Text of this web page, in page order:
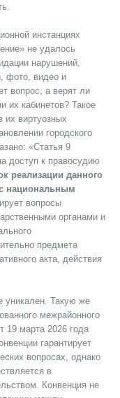
инстанциях
не удалось
нарушений,
фото, видео и
вопрос, а верят ли
их кабинетов? Такое
их виртуозных
городского
«Статья 9
доступ к правосудию
реализации данного
национальным
вопросы
органами и
предмета
акта, действия
уникален. Такую же
межрайонного
19 марта 2026 года
гарантирует
вопросах, однако
в
Конвенция не